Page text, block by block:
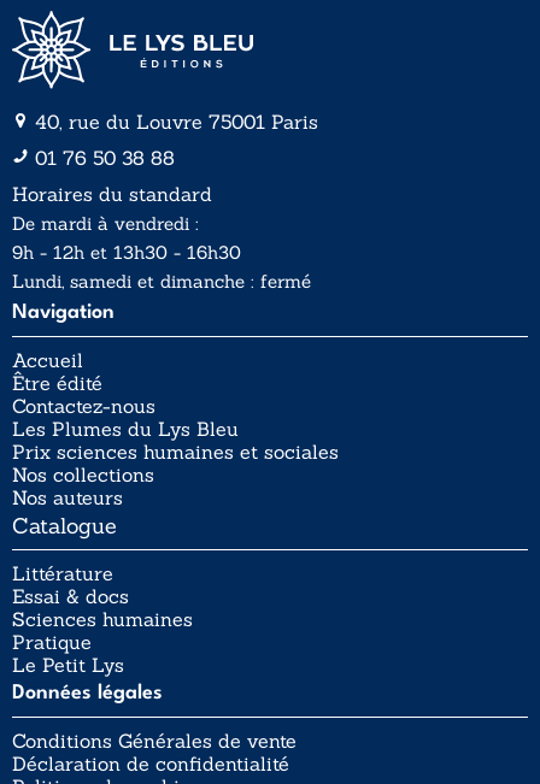
40, rue du Louvre 75001 Paris
01 76 50 38 88
Horaires du standard
De mardi à vendredi :
9h - 12h et 13h30 - 16h30
Lundi, samedi et dimanche : fermé
Navigation
Accueil
Être édité
Contactez-nous
Les Plumes du Lys Bleu
Prix sciences humaines et sociales
Nos collections
Nos auteurs
Catalogue
Littérature
Essai & docs
Sciences humaines
Pratique
Le Petit Lys
Données légales
Conditions Générales de vente
Déclaration de confidentialité